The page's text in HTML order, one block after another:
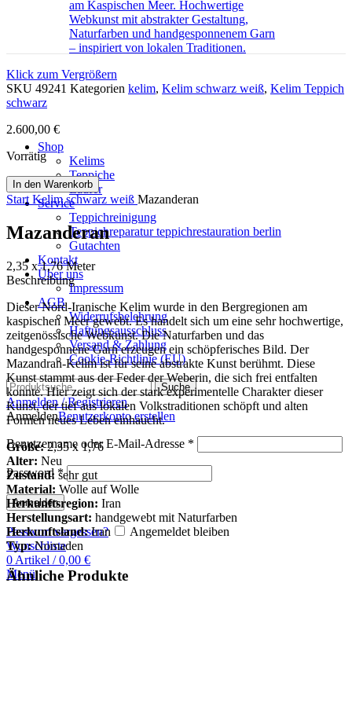
Shop
Kelims
Teppiche
Läufer
Service
Teppichreinigung
Teppichreparatur teppichrestauration berlin
Gutachten
Kontakt
Über uns
Impressum
AGB
Widerrufsbelehrung
Haftungsausschluss
Versand & Zahlung
Cookie-Richtlinie (EU)
Suche
Anmelden / Registrieren
AnmeldenBenutzerkonto erstellen
Benutzername oder E-Mail-Adresse *
Password *
Anmelden
Passwort vergessen?
Angemeldet bleiben
Wunschliste
0 Artikel / 0,00 €
Menü
Klick zum Vergrößern
SKU 49241 Kategorien kelim, Kelim schwarz weiß, Kelim Teppich
schwarz
2.600,00 €
Vorrätig
In den Warenkorb
Start Kelim schwarz weiß Mazanderan
Mazanderan
2,35 x 1,76 Meter
Beschreibung
Dieser Nord-Iranische Kelim wurde in den Bergregionen am
kaspischen Meer gewebt. Es handelt sich um eine sehr hochwertige,
zeitgenössische Webkunst. Die Naturfarben und das
handgesponnene Garn erzeugen ein schöpferisches Bild. Der
Mazandran-Kelim ist für seine abstrakte Kunst berühmt. Diese
Kunst stammt aus der Feder der Weberin, die sich frei entfalten
konnte. Hier zeigt sich der stark experimentelle Charakter dieser
Kunst, der tief aus lokalen Volkstraditionen schöpft und alten
Formen neues Leben einhaucht.
Größe:2,35 x 1,76
Alter: Neu
Zustand: sehr gut
Material: Wolle auf Wolle
Herkunftsregion: Iran
Herstellungsart: handgewebt mit Naturfarben
Herkunftsland:Iran
Typ:Nomaden
Ähnliche Produkte